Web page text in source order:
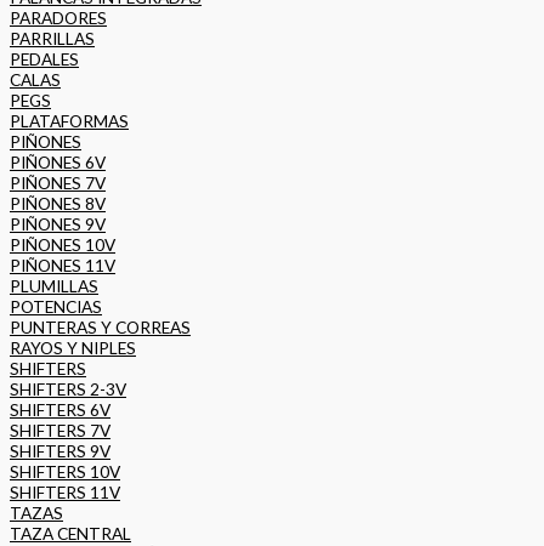
PARADORES
PARRILLAS
PEDALES
CALAS
PEGS
PLATAFORMAS
PIÑONES
PIÑONES 6V
PIÑONES 7V
PIÑONES 8V
PIÑONES 9V
PIÑONES 10V
PIÑONES 11V
PLUMILLAS
POTENCIAS
PUNTERAS Y CORREAS
RAYOS Y NIPLES
SHIFTERS
SHIFTERS 2-3V
SHIFTERS 6V
SHIFTERS 7V
SHIFTERS 9V
SHIFTERS 10V
SHIFTERS 11V
TAZAS
TAZA CENTRAL